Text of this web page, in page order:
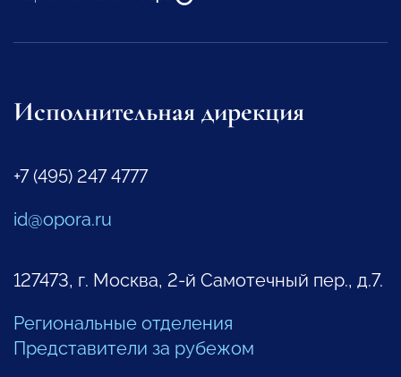
Исполнительная дирекция
+7 (495) 247 4777
id@opora.ru
127473, г. Москва, 2-й Самотечный пер., д.7.
Региональные отделения
Представители за рубежом